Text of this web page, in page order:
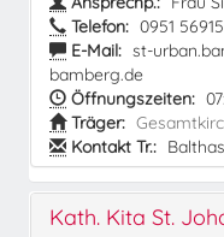
Telefon: 0951 56915
E-Mail: st-
bamberg.de
Öffnungszeiten:
Träger:
Kontakt Tr.:
Kath. Kita St.